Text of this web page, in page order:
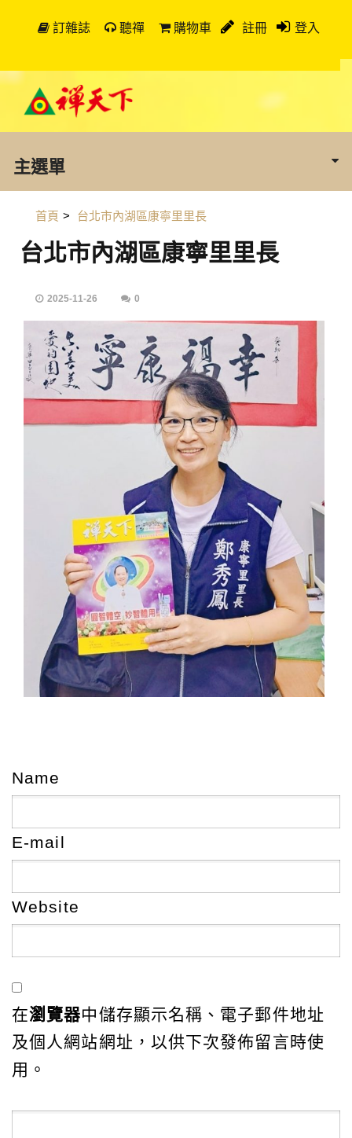
訂雜誌 聽禪 購物車 註冊 登入
主選單
首頁 > 台北市內湖區康寧里里長
台北市內湖區康寧里里長
2025-11-26 0
Name
E-mail
Website
在瀏覽器中儲存顯示名稱、電子郵件地址
及個人網站網址，以供下次發佈留言時使
用。